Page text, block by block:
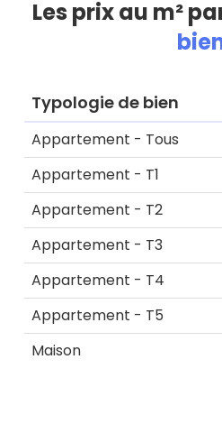
Les prix au m²
Typologie de bien
Appartement - Tous
Appartement - T1
Appartement - T2
Appartement - T3
Appartement - T4
Appartement - T5
Maison